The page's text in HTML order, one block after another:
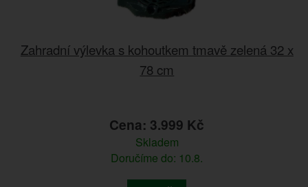
Zahradní výlevka s kohoutkem tmavě zelená 32 x
78 cm
Cena: 3.999 Kč
Skladem
Doručíme do: 10.8.